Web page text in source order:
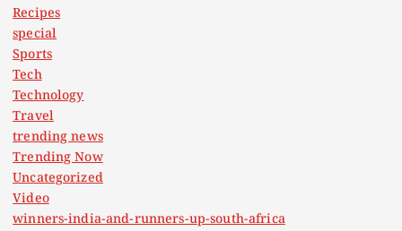
Recipes
special
Sports
Tech
Technology
Travel
trending news
Trending Now
Uncategorized
Video
winners-india-and-runners-up-south-africa